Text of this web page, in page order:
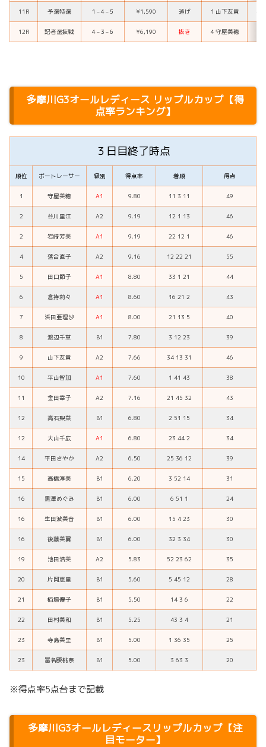
11R 予選特選 １ –４ – ５ ¥1,590 逃げ １ 山下友貴
12R 記者選抜戦 ４–３ –６ ¥6,190 抜き ４守屋美穂
多摩川G3オールレディース リップルカップ 【得
点率ランキング】
３日目終了時点
順位 ボートレーサー 級別 得点率 着順 得点
1 守屋美穂 A1 9.80 11 3 11 49
2 谷川里江 A2 9.19 12 1 13 46
2 岩崎芳美 A1 9.19 22 12 1 46
4 落合直子 A2 9.16 12 22 21 55
5 田口節子 A1 8.80 33 1 21 44
6 倉持莉々 A1 8.60 16 21 2 43
7 浜田亜理沙 A1 8.00 21 13 5 40
8 渡辺千草 B1 7.80 3 12 23 39
9 山下友貴 A2 7.66 34 13 31 46
10 平山智加 A1 7.60 1 41 43 38
11 金田幸子 A2 7.16 21 45 32 43
12 高石梨菜 B1 6.80 2 51 15 34
12 大山千広 A1 6.80 23 44 2 34
14 平田さやか A2 6.50 25 36 12 39
15 高橋淳美 B1 6.20 3 52 14 31
16 黒澤めぐみ B1 6.00 6 51 1 24
16 生田波美音 B1 6.00 15 4 23 30
16 後藤美翼 B1 6.00 32 3 34 30
19 池田浩美 A2 5.83 52 23 62 35
20 片岡恵里 B1 5.60 5 45 12 28
21 栢場優子 B1 5.50 14 3 6 22
22 田村美和 B1 5.25 43 3 4 21
23 寺島美里 B1 5.00 1 36 35 25
23 冨名腰桃奈 B1 5.00 3 63 3 20
※得点率5点台まで記載
多摩川G3オールレディースリップルカップ【注
目モーター】